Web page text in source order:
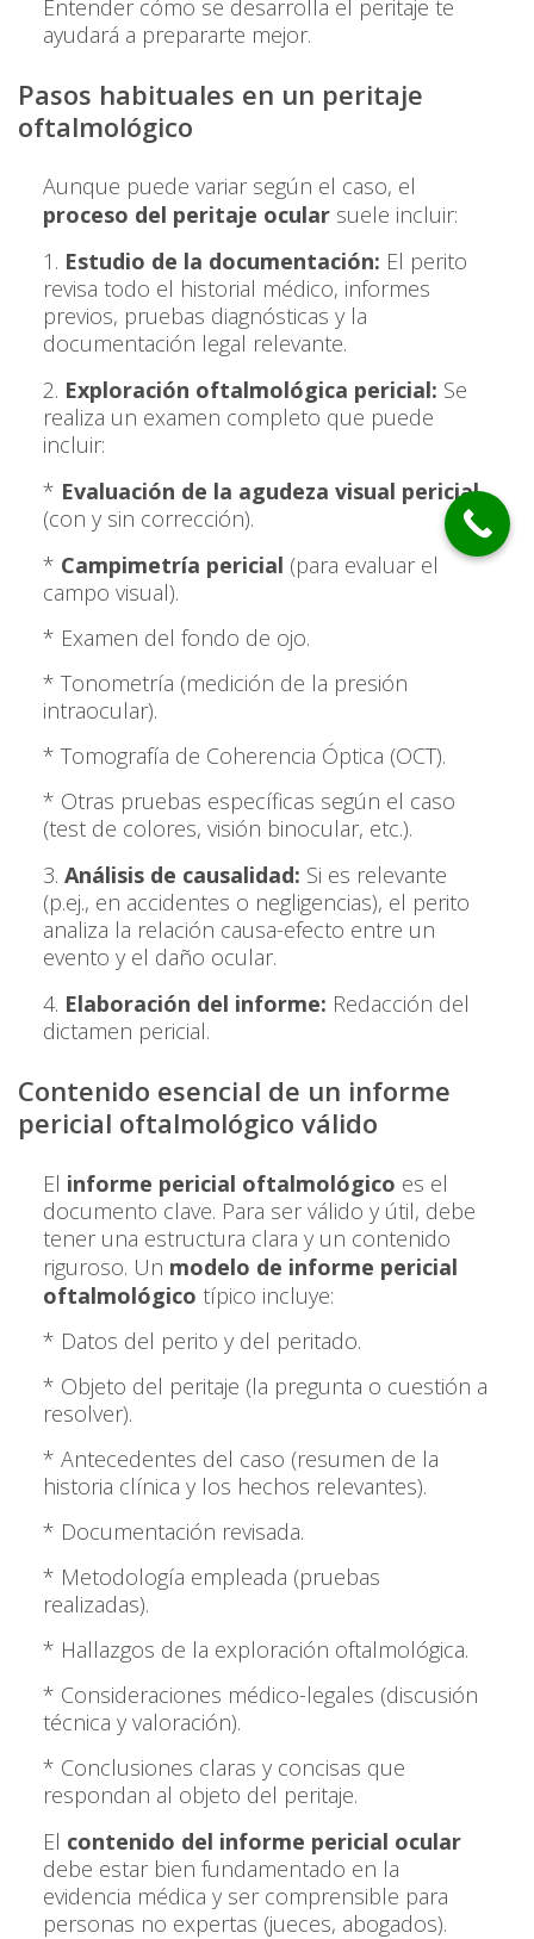
Entender cómo se desarrolla el peritaje te
ayudará a prepararte mejor.
Pasos habituales en un peritaje
oftalmológico
Aunque puede variar según el caso, el
proceso del peritaje ocularsuele incluir:
1. Estudio de la documentación: El perito
revisa todo el historial médico, informes
previos, pruebas diagnósticas y la
documentación legal relevante.
2. Exploración oftalmológica pericial: Se
realiza un examen completo que puede
incluir:
* Evaluación de la agudeza visual pericial
(con y sin corrección).
* Campimetría pericial (para evaluar el
campo visual).
* Examen del fondo de ojo.
* Tonometría (medición de la presión
intraocular).
* Tomografía de Coherencia Óptica (OCT).
* Otras pruebas específicas según el caso
(test de colores, visión binocular, etc.).
3. Análisis de causalidad: Si es relevante
(p.ej., en accidentes o negligencias), el perito
analiza la relación causa-efecto entre un
evento y el daño ocular.
4. Elaboración del informe: Redacción del
dictamen pericial.
Contenido esencial de un informe
pericial oftalmológico válido
El informe pericial oftalmológico es el
documento clave. Para ser válido y útil, debe
tener una estructura clara y un contenido
riguroso. Un modelo de informe pericial
oftalmológico típico incluye:
* Datos del perito y del peritado.
* Objeto del peritaje (la pregunta o cuestión a
resolver).
* Antecedentes del caso (resumen de la
historia clínica y los hechos relevantes).
* Documentación revisada.
* Metodología empleada (pruebas
realizadas).
* Hallazgos de la exploración oftalmológica.
* Consideraciones médico-legales (discusión
técnica y valoración).
* Conclusiones claras y concisas que
respondan al objeto del peritaje.
El contenido del informe pericial ocular
debe estar bien fundamentado en la
evidencia médica y ser comprensible para
personas no expertas (jueces, abogados).